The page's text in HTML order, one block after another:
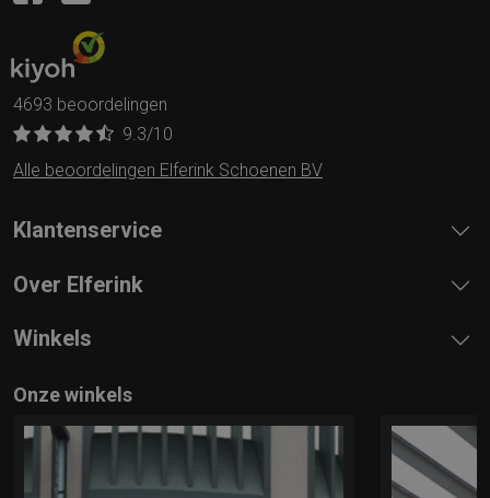
4693 beoordelingen
9.3/10
Alle beoordelingen Elferink Schoenen BV
Klantenservice
Over Elferink
Winkels
Onze winkels